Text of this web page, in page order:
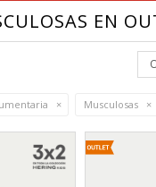
EN
Musculosas